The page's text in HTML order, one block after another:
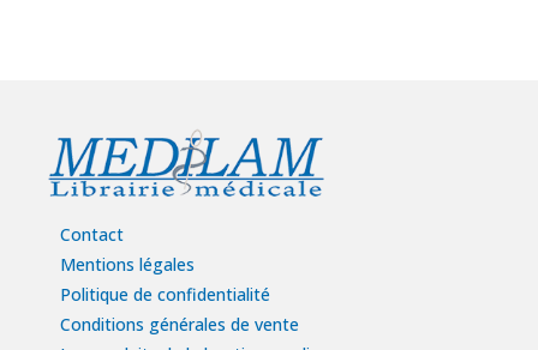
Contact
Mentions légales
Politique de confidentialité
Conditions générales de vente